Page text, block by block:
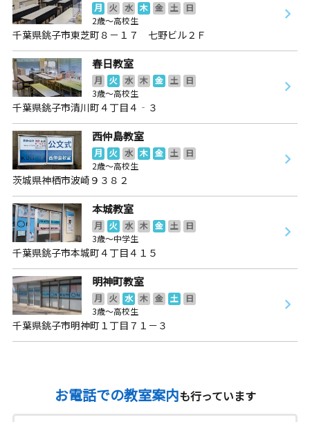
月 火 水 木 金 土
日
2歳～高校生
千葉県銚子市東芝町８－１７ 七野ビル２Ｆ
春日教室
月 火 水 木 金 土
日
3歳～高校生
千葉県銚子市清川町４丁目４‐３
西仲島教室
月 火 水 木 金 土
日
2歳～高校生
茨城県神栖市波崎９３８２
本城教室
月 火 水 木 金 土
日
3歳～中学生
千葉県銚子市本城町４丁目４１５
明神町教室
月 火 水 木 金 土
日
3歳～高校生
千葉県銚子市明神町１丁目７１－３
お電話での教室案内も行っています